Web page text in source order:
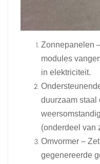
Zonnepanelen
modules
in elektriciteit.
duurzaam staal
(onderdeel van
Omvormer –
gegenereerde